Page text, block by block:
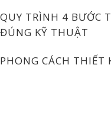
QUY TRÌNH 4 BƯỚC
ĐÚNG KỸ THUẬT
PHONG CÁCH THIẾT